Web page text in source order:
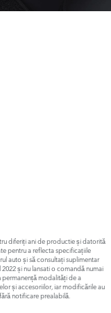
diferiți ani de productie și datorită
pentru a reflecta specificațiile
auto și să consultați suplimentar
și nu lansati o comandă numai
modalități de a
și accesoriilor, iar modificările au
notificare prealabilă.